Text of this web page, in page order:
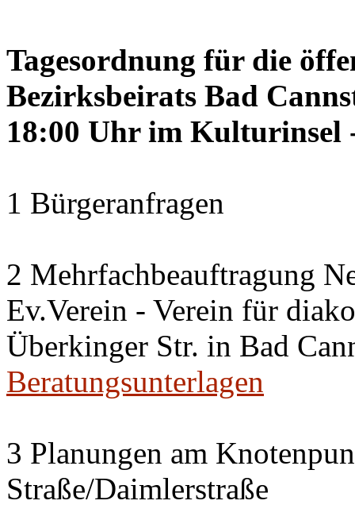
Tagesordnung für die
Bezirksbeirats Bad
18:00 Uhr im Kulturinsel
1 Bürgeranfragen
2 Mehrfachbeauftragung
Ev.Verein - Verein für
Überkinger Str. in Bad
Beratungsunterlagen
3 Planungen am
Straße/Daimlerstraße